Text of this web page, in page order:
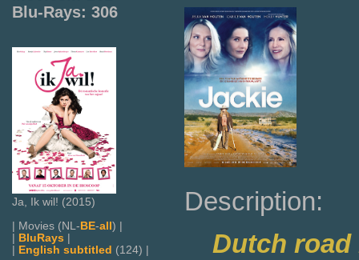
Blu-Rays: 306
Ja, Ik wil! (2015)
| Movies (NL- BE-all ) |
BluRays
English subtitled (124) |
Description:
Dutch